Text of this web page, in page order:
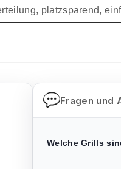
platzsparend,
Fragen und
Welche Grills